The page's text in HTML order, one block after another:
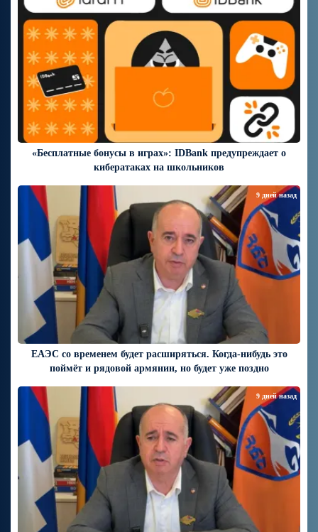
«Бесплатные бонусы в играх»: IDBank предупреждает о
кибератаках на школьников
ЕАЭС со временем будет расширяться. Когда-нибудь это
поймёт и рядовой армянин, но будет уже поздно
9 дней назад
9 дней назад